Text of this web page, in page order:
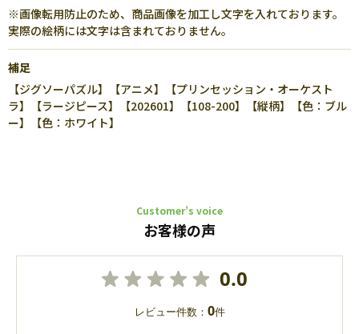
※画像転用防止のため、商品画像を加工し文字を入れております。
実際の絵柄には文字は含まれておりません。
補足
【ジグソーパズル】【アニメ】【プリンセッション・オーケスト
ラ】【ラージピース】【202601】【108-200】【縦柄】【色：ブル
ー】【色：ホワイト】
Customer’s voice
お客様の声
0.0
レビュー件数： 0件